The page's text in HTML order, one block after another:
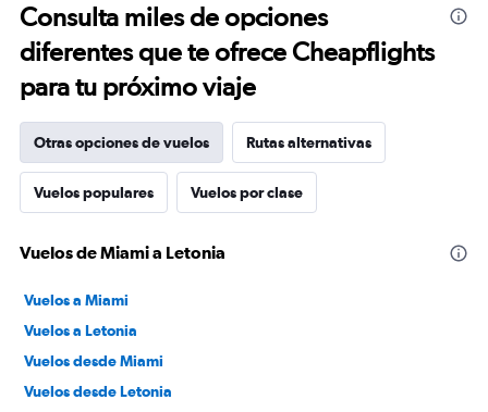
Consulta miles de opciones
diferentes que te ofrece Cheapflights
para tu próximo viaje
Otras opciones de vuelos Rutas alternativas
Vuelos populares Vuelos por clase
Vuelos de Miami a Letonia
Vuelos a Miami
Vuelos a Letonia
Vuelos desde Miami
Vuelos desde Letonia